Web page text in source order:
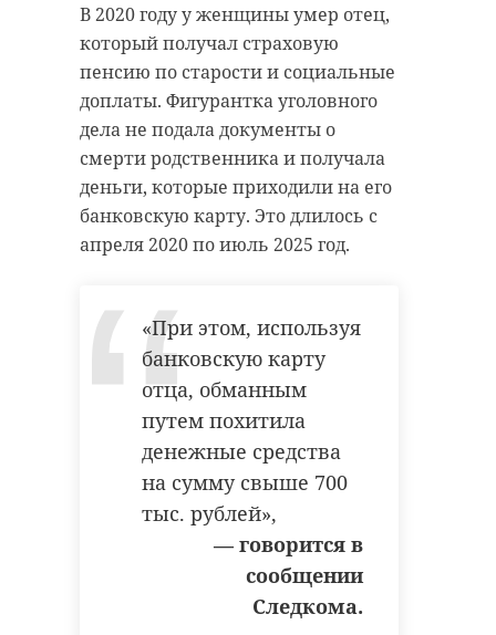
В 2020 году у женщины умер отец,
который получал страховую
пенсию по старости и социальные
доплаты. Фигурантка уголовного
дела не подала документы о
смерти родственника и получала
деньги, которые приходили на его
банковскую карту. Это длилось с
апреля 2020 по июль 2025 год.
«При этом, используя
банковскую карту
отца, обманным
путем похитила
денежные средства
на сумму свыше 700
тыс. рублей»,
— говорится в
сообщении
Следкома.
В Волосовском районе пройдут
межмуниципальные
соревнования по фигурному
катанию на коньках,
посвященные Дню Победы в
Великой Отечественной войне.
Там же состоится шестой этап
районной Спартакиады по
Во Всеволожске проведут Кубок и
Первенство Всеволожского района
по пляжному волейболу, а в
Лодейном Поле пройдет
Первенство Лодейнопольского
района по баскетболу 3х3.
47 канал публикует, какие
спортивные мероприятия
запланированы в Ленинградской
области на грядущие выходные, 16
Молодежном центре
Ломоносовского района.
Акция началась с торжественного
митинга у памятника
«Защитникам Ленинградского
неба 1941–1945 гг.». Участники
мероприятия почтили память
героев и возложили цветы и
Девять команд успешно
преодолели эстафетную
дистанцию, состоящую из восьми
этапов протяженностью 500–700
метров каждый. По итогам
соревнований первое место
заняли спортсмены из Аннинского
городского поселения, второе
место – ребята из Ропшинского
сельского поселения, третье место
– атлеты из Низинского сельского